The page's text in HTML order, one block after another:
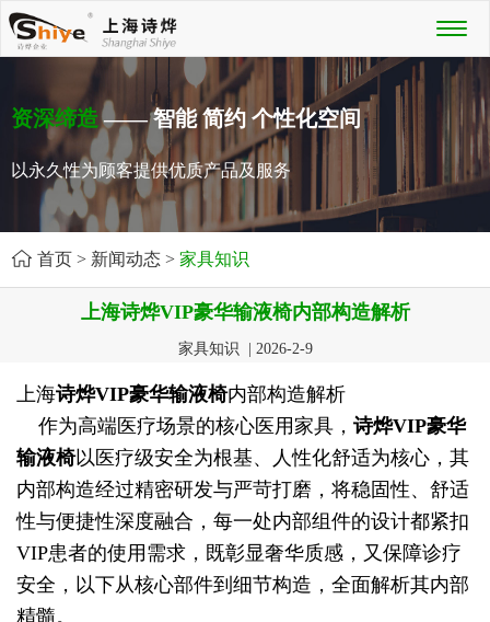
资深缔造—— 智能 简约 个性化空间
以永久性为顾客提供优质产品及服务
首页 > 新闻动态 > 家具知识
上海诗烨VIP豪华输液椅内部构造解析
家具知识 | 2026-2-9
上海诗烨VIP豪华输液椅内部构造解析
作为高端医疗场景的核心医用家具， 诗烨VIP豪华
输液椅以医疗级安全为根基、人性化舒适为核心，其
内部构造经过精密研发与严苛打磨，将稳固性、舒适
性与便捷性深度融合，每一处内部组件的设计都紧扣
VIP患者的使用需求，既彰显奢华质感，又保障诊疗
安全，以下从核心部件到细节构造，全面解析其内部
精髓。